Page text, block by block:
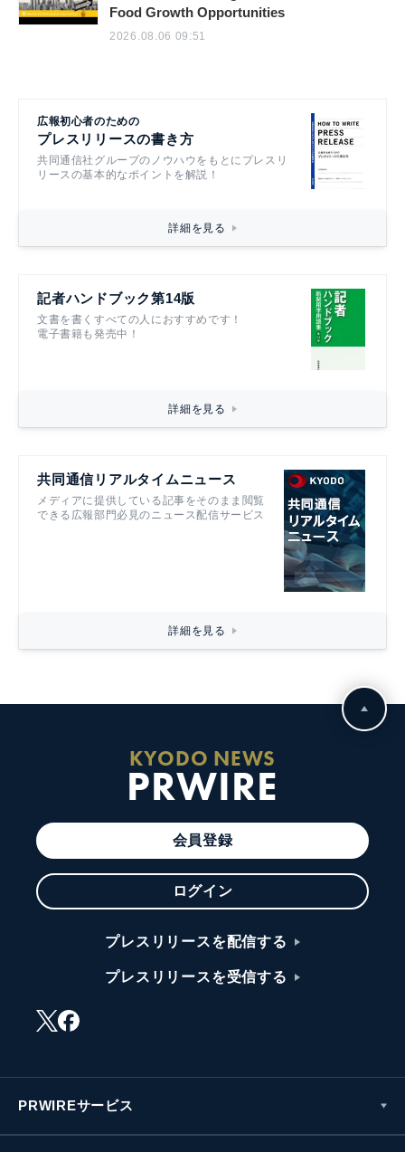
Food Growth Opportunities
2026.08.06 09:51
広報初心者のための
プレスリリースの書き方
共同通信社グループのノウハウをもとにプレスリ
リースの基本的なポイントを解説！
詳細を見る
記者ハンドブック第14版
文書を書くすべての人におすすめです！
電子書籍も発売中！
詳細を見る
共同通信リアルタイムニュース
メディアに提供している記事をそのまま閲覧
できる広報部門必見のニュース配信サービス
詳細を見る
KYODO NEWS
PRWIRE
会員登録
ログイン
プレスリリースを配信する
プレスリリースを受信する
PRWIREサービス